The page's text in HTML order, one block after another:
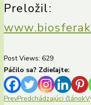
Preložil:
Post Views: 629
Páčilo sa? Zdieľajte:
PrevPredchádzajúci článok